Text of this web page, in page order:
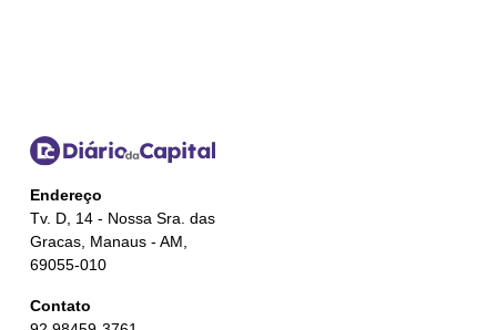
Endereço
Tv. D, 14 - Nossa Sra. das
Gracas, Manaus - AM,
69055-010
Contato